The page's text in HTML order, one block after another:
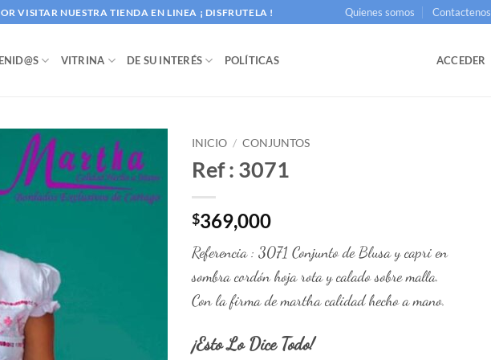
VISITAR NUESTRA TIENDA EN LINEA ¡ DISFRUTELA ! Quienes somos Contactenos
VITRINA DE SU INTERÉS POLÍTICAS ACCEDER
INICIO / CONJUNTOS
Ref : 3071
$369,000
Referencia : 3071 Conjunto de Blusa y capri en
sombra cordón hoja rota y calado sobre malla.
Con la firma de martha calidad hecho a mano.
¡Esto Lo Dice Todo!